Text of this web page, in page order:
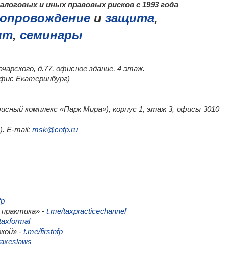
и иных правовых рисков с 1993 года
и защита,
, семинары
д.77, офисное здание, 4 этаж.
Екатеринбург)
комплекс «Парк Мира»), корпус 1, этаж 3, офисы 3010
E-mail: msk@cnfp.ru
- t.me/taxpracticechannel
- t.me/firstnfp